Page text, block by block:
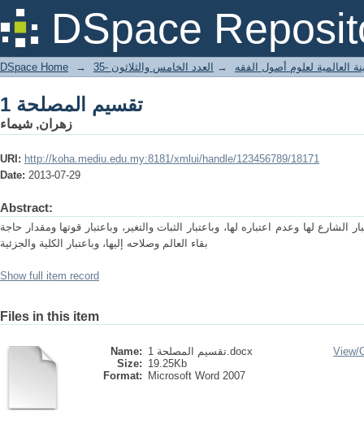
DSpace
تقسيم المصلحة 1
DSpace Home → العالمية لعلوم أصول الفقه → العدد الخامس والثلاثون -35
تقسيم المصلحة 1
زهران, شيماء
URI: http://koha.mediu.edu.my:8181/xmlui/handle/123456789/18171
Date: 2013-07-29
Abstract:
لها وعدم اعتباره لها، وباعتبار الثبات والتغير، وباعتبار قوتها ومقدار حاجة
بقاء العالم وصلاحه إليها، وباعتبار الكلية والجزئية
Show full item record
Files in this item
Name:
تقسيم المصلحة 1.docx
Size: 19.25Kb
Format:
Microsoft Word 2007
View/